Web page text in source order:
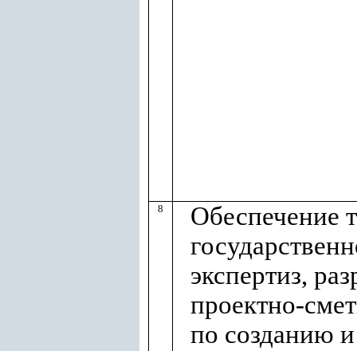
8
Обеспечение
экспертиз,
проектно-
по созданию